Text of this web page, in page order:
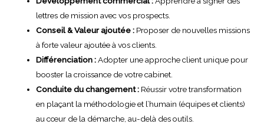
lettres de mission avec vos prospects.
Conseil & Valeur ajoutée : Proposer de nouvelles missions
à forte valeur ajoutée à vos clients.
Différenciation :Adopter une approche client unique pour
booster la croissance de votre cabinet.
Conduite du changement : Réussir votre transformation
en plaçant la méthodologie et l’humain (équipes et clients)
au cœur de la démarche, au-delà des outils.